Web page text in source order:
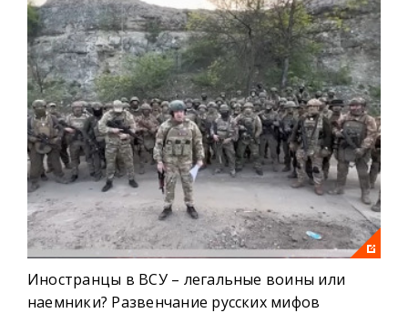
Иностранцы в ВСУ – легальные воины или
наемники? Развенчание русских мифов